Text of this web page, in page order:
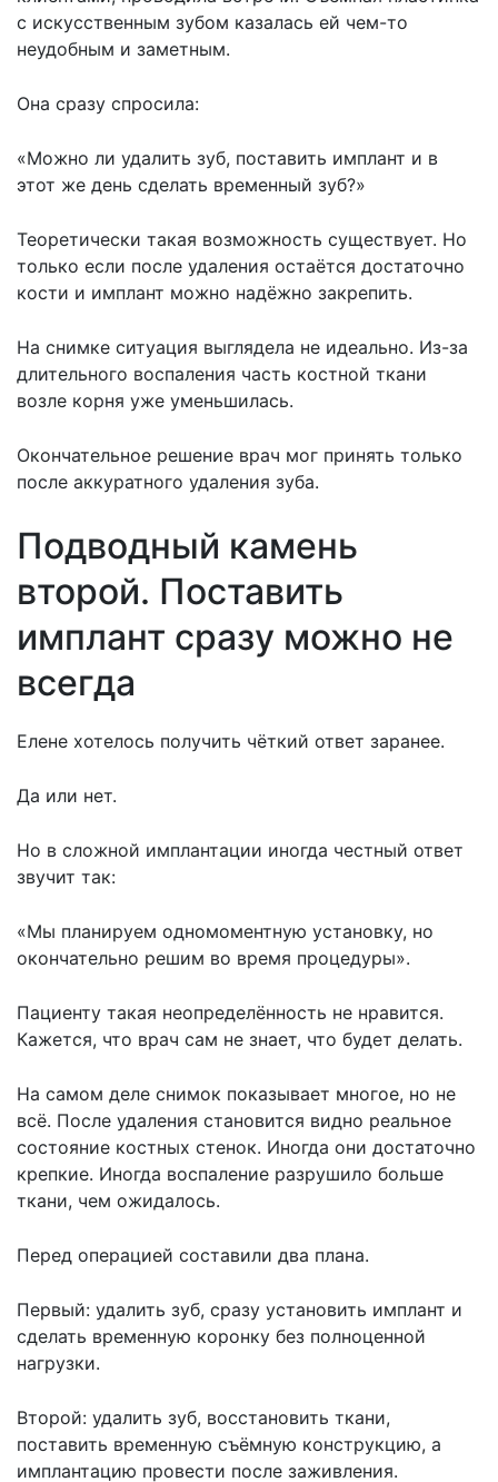
с искусственным зубом казалась ей чем-то
неудобным и заметным.
Она сразу спросила:
«Можно ли удалить зуб, поставить имплант и в
этот же день сделать временный зуб?»
Теоретически такая возможность существует. Но
только если после удаления остаётся достаточно
кости и имплант можно надёжно закрепить.
На снимке ситуация выглядела не идеально. Из-за
длительного воспаления часть костной ткани
возле корня уже уменьшилась.
Окончательное решение врач мог принять только
после аккуратного удаления зуба.
Подводный камень
второй. Поставить
имплант сразу можно не
всегда
Елене хотелось получить чёткий ответ заранее.
Да или нет.
Но в сложной имплантации иногда честный ответ
звучит так:
«Мы планируем одномоментную установку, но
окончательно решим во время процедуры».
Пациенту такая неопределённость не нравится.
Кажется, что врач сам не знает, что будет делать.
На самом деле снимок показывает многое, но не
всё. После удаления становится видно реальное
состояние костных стенок. Иногда они достаточно
крепкие. Иногда воспаление разрушило больше
ткани, чем ожидалось.
Перед операцией составили два плана.
Первый: удалить зуб, сразу установить имплант и
сделать временную коронку без полноценной
нагрузки.
Второй: удалить зуб, восстановить ткани,
поставить временную съёмную конструкцию, а
имплантацию провести после заживления.